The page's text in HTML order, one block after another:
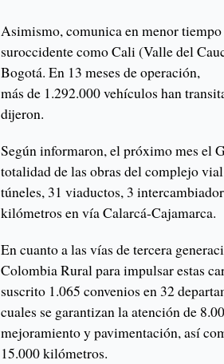
Asimismo, comunica en menor
suroccidente como Cali (Valle del
Bogotá. En 13 meses de operación,
más de 1.292.000 vehículos han
dijeron.
Según informaron, el próximo mes el
totalidad de las obras del complejo
túneles, 31 viaductos, 3
kilómetros en vía Calarcá-Cajamarca.
En cuanto a las vías de tercera
Colombia Rural para impulsar estas
suscrito 1.065 convenios en 32
cuales se garantizan la atención de
mejoramiento y pavimentación, así
15.000 kilómetros.